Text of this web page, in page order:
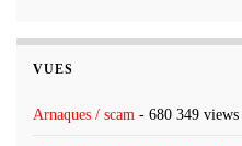
VUES
Arnaques / scam - 680 349 views